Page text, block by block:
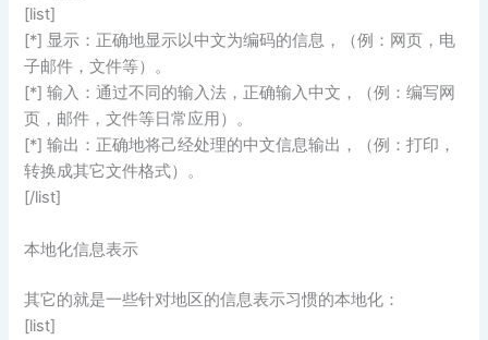
[list]
[*] 显示：正确地显示以中文为编码的信息，（例：网页，电
子邮件，文件等）。
[*] 输入：通过不同的输入法，正确输入中文，（例：编写网
页，邮件，文件等日常应用）。
[*] 输出：正确地将己经处理的中文信息输出，（例：打印，
转换成其它文件格式）。
[/list]
本地化信息表示
其它的就是一些针对地区的信息表示习惯的本地化：
[list]